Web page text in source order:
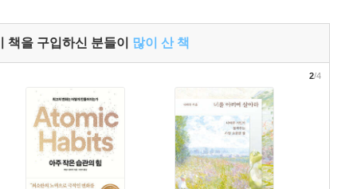
책을 구입하신 분들이 많이 산 책
2/4